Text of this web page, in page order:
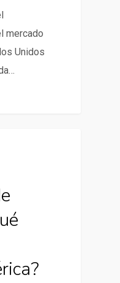
mercado
Unidos